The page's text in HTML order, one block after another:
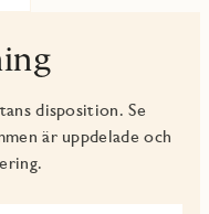
disposition. Se
är uppdelade och